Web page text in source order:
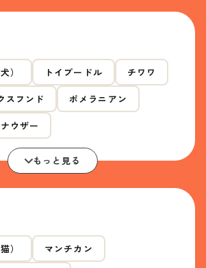
） トイプードル チワワ
スフンド ポメラニアン
ウザー
もっと見る
） マンチカン